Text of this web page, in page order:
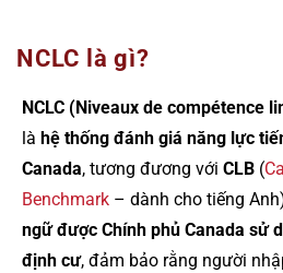
NCLC là gì?
NCLC (Niveaux de compétence
là hệ thống đánh giá năng lực
Canada, tương đương với CLB (
Benchmark – dành cho tiếng
ngữ được Chính phủ Canada sử
định cư, đảm bảo rằng người